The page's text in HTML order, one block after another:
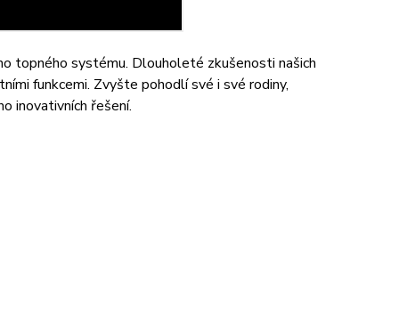
topného systému. Dlouholeté zkušenosti našich
funkcemi. Zvyšte pohodlí své i své rodiny,
inovativních řešení.